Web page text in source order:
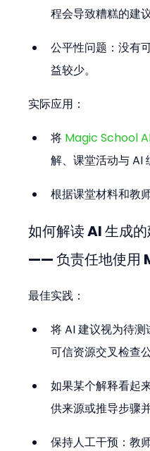
程会导致糟糕的建议
公平性问题：没有
益较少。
实际应用：
将 Magic School
解、课堂活动与 AI
根据课堂材料和教
如何解读 AI 生成
—— 负责任地使用
最佳实践：
将 AI 建议视为待
可信资源交叉检查
如果某个解释看起
供来源或推导步骤
保持人工干预：教